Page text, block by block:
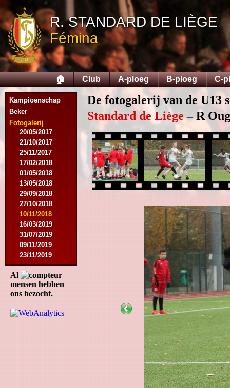
R. STANDARD DE LIÈGE
Fémina
🏠 Club A-ploeg B-ploeg C-
Kampioenschap
Beker
Fotogalerij
12/09/2015
26/09/2015
03/10/2015
28/11/2015
09/03/2016
09/04/2016
13/04/2016
16/05/2016
09/08/2016
08/10/2016
01/03/2017
06/05/2017
20/05/2017
21/10/2017
25/11/2017
17/02/2018
01/05/2018
13/05/2018
29/09/2018
27/10/2018
10/11/2018
16/03/2019
31/07/2019
09/11/2019
23/11/2019
Al
mensen hebben
ons bezocht.
De fotogalerij van de U13
Standard de Liège– R